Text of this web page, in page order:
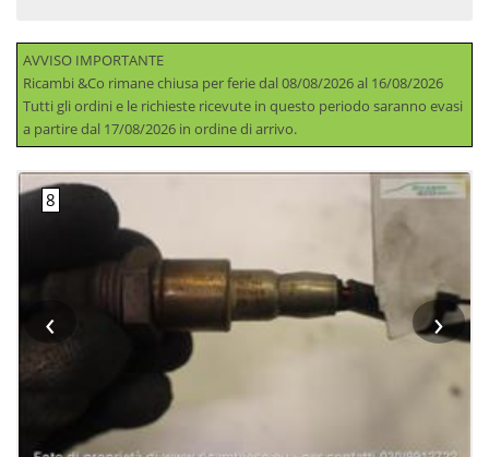
AVVISO IMPORTANTE
Ricambi &Co rimane chiusa per ferie dal 08/08/2026 al 16/08/2026
Tutti gli ordini e le richieste ricevute in questo periodo saranno evasi
a partire dal 17/08/2026 in ordine di arrivo.
‹ ›